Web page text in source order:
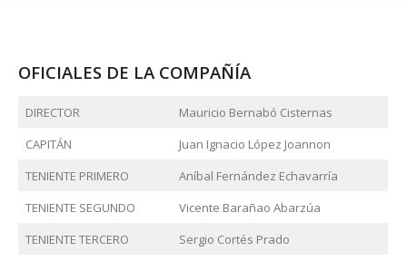
OFICIALES DE LA COMPAÑÍA
DIRECTOR
Mauricio Bernabó Cisternas
CAPITÁN
Juan Ignacio López Joannon
TENIENTE PRIMERO
Aníbal Fernández Echavarría
TENIENTE SEGUNDO
Vicente Barañao Abarzúa
TENIENTE TERCERO
Sergio Cortés Prado